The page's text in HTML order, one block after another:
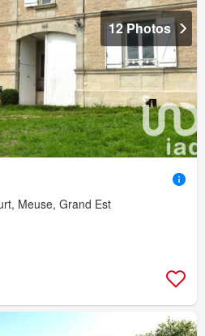
12 Photos
Meuse, Grand Est